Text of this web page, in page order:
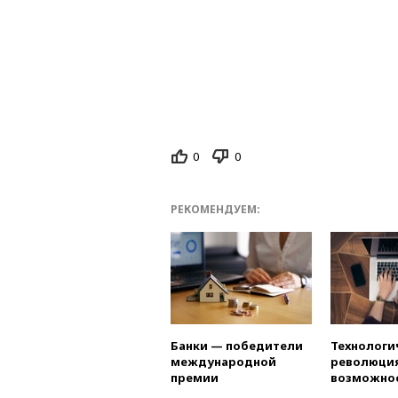
0 0
РЕКОМЕНДУЕМ:
Банки — победители
международной
премии